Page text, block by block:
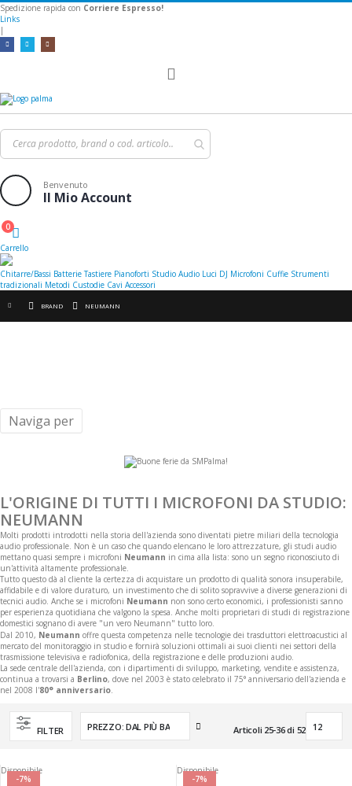
Spedizione rapida con Corriere Espresso!
Links
|
Benvenuto
Il Mio Account
Cart
0
Carrello
Chitarre/Bassi Batterie Tastiere Pianoforti Studio Audio Luci DJ Microfoni Cuffie Strumenti
tradizionali Metodi Custodie Cavi Accessori
BRAND NEUMANN
L'ORIGINE DI TUTTI I MICROFONI DA STUDIO:
NEUMANN
Molti prodotti introdotti nella storia dell'azienda sono diventati pietre miliari della tecnologia
audio professionale. Non è un caso che quando elencano le loro attrezzature, gli studi audio
mettano quasi sempre i microfoni Neumann in cima alla lista: sono un segno riconosciuto di
un'attività altamente professionale.
Tutto questo dà al cliente la certezza di acquistare un prodotto di qualità sonora insuperabile,
affidabile e di valore duraturo, un investimento che di solito sopravvive a diverse generazioni di
tecnici audio. Anche se i microfoni Neumann non sono certo economici, i professionisti sanno
per esperienza quotidiana che valgono la spesa. Anche molti proprietari di studi di registrazione
domestici sognano di avere "un vero Neumann" tutto loro.
Dal 2010, Neumann offre questa competenza nelle tecnologie dei trasduttori elettroacustici al
mercato del monitoraggio in studio e fornirà soluzioni ottimali ai suoi clienti nei settori della
trasmissione televisiva e radiofonica, della registrazione e delle produzioni audio.
La sede centrale dell'azienda, con i dipartimenti di sviluppo, marketing, vendite e assistenza,
continua a trovarsi a Berlino, dove nel 2003 è stato celebrato il 75° anniversario dell'azienda e
nel 2008 l'80° anniversario.
FILTER
Imposta Articoli 25-36di 52
-7%
Disponibile
-7%
Disponibile
Naviga per